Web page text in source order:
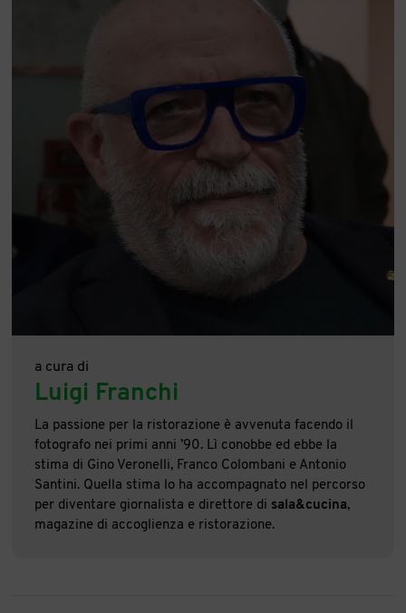
a cura di
Luigi Franchi
La passione per la ristorazione è avvenuta facendo il
fotografo nei primi anni ’90. Lì conobbe ed ebbe la
stima di Gino Veronelli, Franco Colombani e Antonio
Santini. Quella stima lo ha accompagnato nel percorso
per diventare giornalista e direttore di sala&cucina,
magazine di accoglienza e ristorazione.